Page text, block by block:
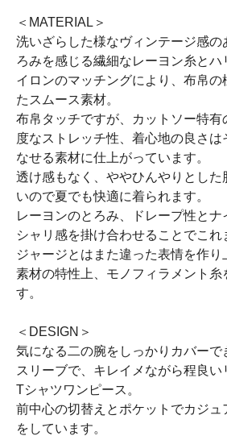
＜MATERIAL＞
洗いざらした様なヴィンテージ感の
ろみを感じる繊細なレーヨン糸とハ
イロンのマッチングにより、布帛の
たスムース素材。
布帛タッチですが、カットソー特有
度なストレッチ性、着心地の良さは
なせる素材に仕上がっています。
透け感もなく、ややひんやりとした
いので夏でも快適に着られます。
レーヨンのとろみ、ドレープ性とナ
シャリ感を掛け合わせることでこ
ジャージとはまた違った表情を作り
素材の特性上、モノフィラメント糸
す。
＜DESIGN＞
気になる二の腕をしっかりカバーで
スリーブで、キレイメながら程良い
Tシャツワンピース。
前中心の切替えとポケットでカジュ
をしています。